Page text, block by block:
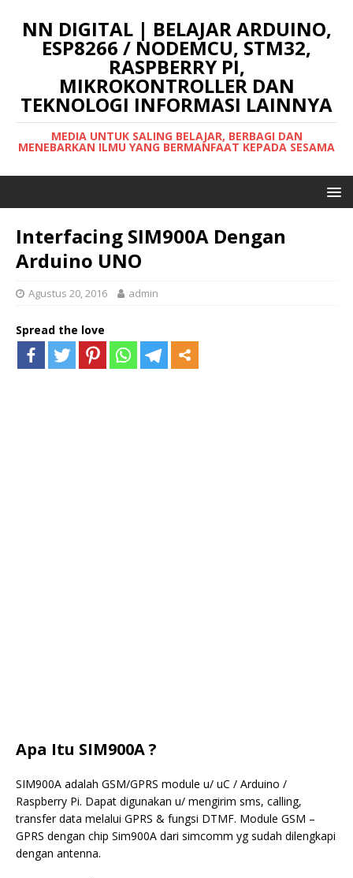
NN DIGITAL | BELAJAR ARDUINO,
ESP8266 / NODEMCU, STM32,
RASPBERRY PI,
MIKROKONTROLLER DAN
TEKNOLOGI INFORMASI LAINNYA
MEDIA UNTUK SALING BELAJAR, BERBAGI DAN
MENEBARKAN ILMU YANG BERMANFAAT KEPADA SESAMA
Interfacing SIM900A Dengan
Arduino UNO
Agustus 20, 2016 admin
Spread the love
Apa Itu SIM900A ?
SIM900A adalah GSM/GPRS module u/ uC / Arduino /
Raspberry Pi. Dapat digunakan u/ mengirim sms, calling,
transfer data melalui GPRS & fungsi DTMF. Module GSM –
GPRS dengan chip Sim900A dari simcomm yg sudah dilengkapi
dengan antenna.